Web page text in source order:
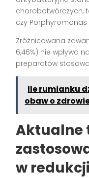
chorobotwórczych,
czy Porphyromonas
Zróżnicowana
6,46%) nie wpływa
preparatów
Ile rumianku
obaw o
Aktualne
w